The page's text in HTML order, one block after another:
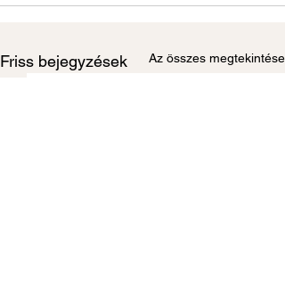
Friss bejegyzések Az összes megtekintése